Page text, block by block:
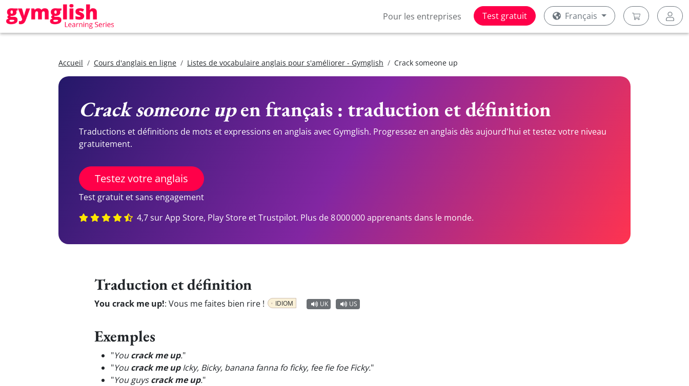
Pour les entreprises Test gratuit Français
Accueil Cours d'anglais en ligne Listes de vocabulaire anglais pour s'améliorer - Gymglish Crack someone up
Crack someone upen français : traduction et définition
Traductions et définitions de mots et expressions en anglais avec Gymglish. Progressez en anglais dès aujourd'hui et testez votre niveau
gratuitement.
Testez votre anglais
Test gratuit et sans engagement
4,7 sur App Store, Play Store et Trustpilot. Plus de 8 000 000 apprenants dans le monde.
Traduction et définition
You crack me up!: Vous me faites bien rire ! IDIOM UK US
Exemples
"Youcrack me up."
"Youcrack me upIcky, Bicky, banana fanna fo ficky, fee fie foe Ficky."
"You guyscrack me up."